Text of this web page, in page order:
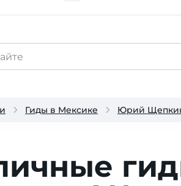
Гиды в Мексике Юрий